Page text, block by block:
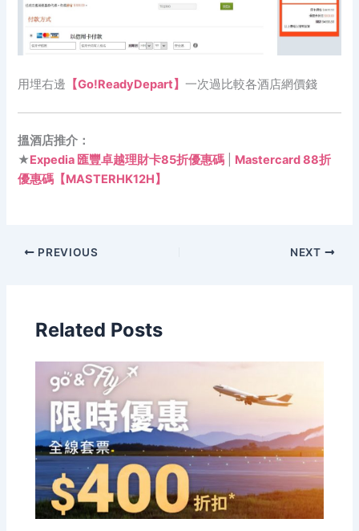
用埋右邊 【Go!ReadyDepart】一次過比較各酒店網價錢
搵酒店推介：
★Expedia 匯豐卓越理財卡85折優惠碼
Mastercard 88折
優惠碼【MASTERHK12H】
PREVIOUS NEXT
Related Posts